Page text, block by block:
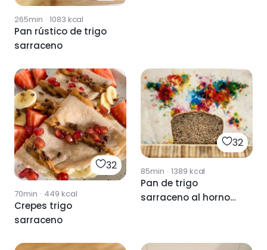
265min · 1083 kcal
Pan rústico de trigo
sarraceno
32
70min · 449 kcal
Crepes trigo
sarraceno
32
85min · 1389 kcal
Pan de trigo
sarraceno al horno